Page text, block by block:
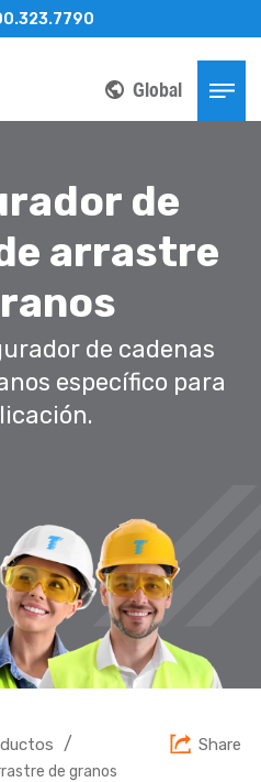
Global
de
arrastre
de cadenas
específico para
/
de granos
Share